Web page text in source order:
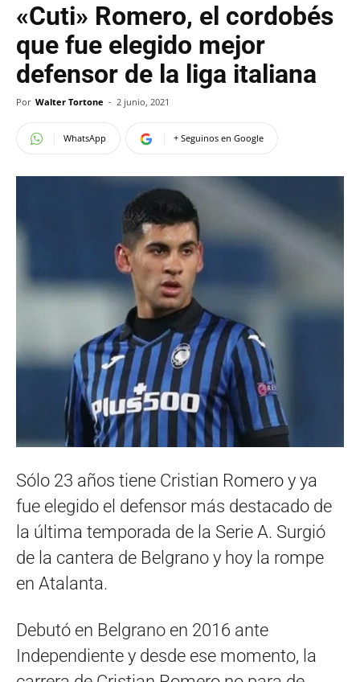
«Cuti» Romero, el cordobés
que fue elegido mejor
defensor de la liga italiana
Por Walter Tortone - 2 junio, 2021
WhatsApp + Seguinos en Google
Sólo 23 años tiene Cristian Romero y ya
fue elegido el defensor más destacado de
la última temporada de la Serie A. Surgió
de la cantera de Belgrano y hoy la rompe
en Atalanta.
Debutó en Belgrano en 2016 ante
Independiente y desde ese momento, la